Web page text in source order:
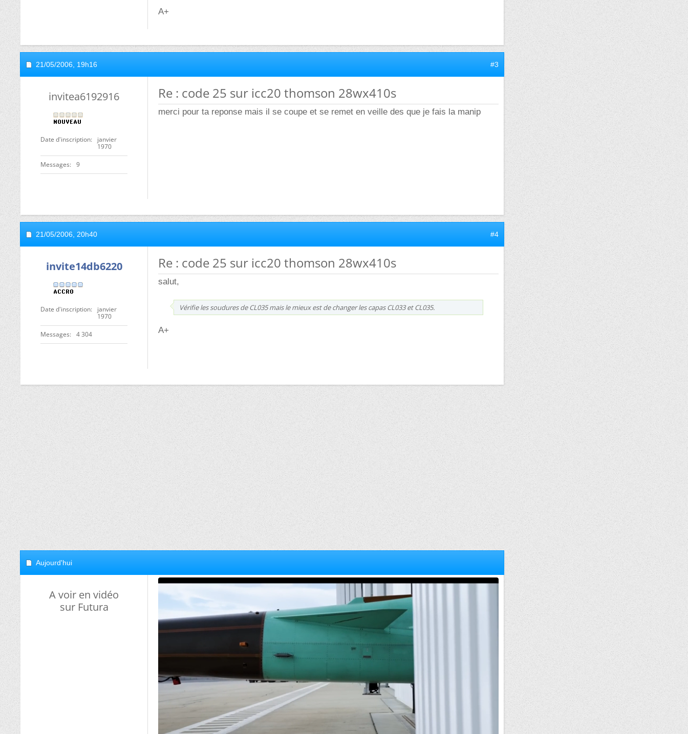
A+
21/05/2006, 19h16 #3
invitea6192916
Date d'inscription
janvier
1970
Messages 9
Re : code 25 sur icc20 thomson 28wx410s
merci pour ta reponse mais il se coupe et se remet en veille des que je fais la manip
21/05/2006, 20h40 #4
invite14db6220
Date d'inscription
janvier
1970
Messages 4 304
Re : code 25 sur icc20 thomson 28wx410s
salut,
Vérifie les soudures de CL035 mais le mieux est de changer les capas CL033 et CL035.
A+
Aujourd'hui
A voir en vidéo
sur Futura